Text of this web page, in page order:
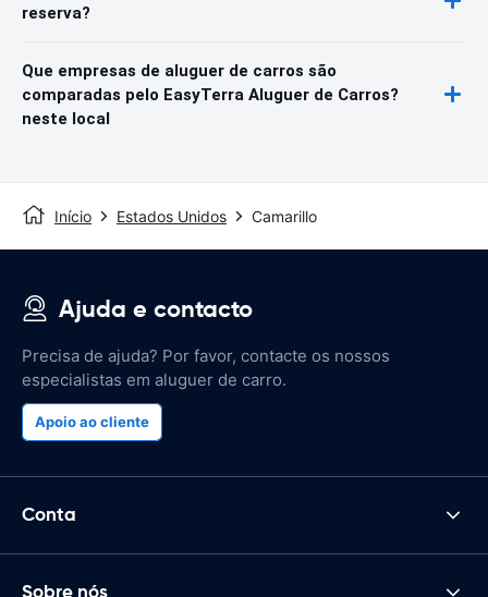
reserva?
Que empresas de aluguer de carros são
comparadas pelo EasyTerra Aluguer de Carros?
neste local
Início Estados Unidos Camarillo
Ajuda e contacto
Precisa de ajuda? Por favor, contacte os nossos
especialistas em aluguer de carro.
Apoio ao cliente
Conta
Sobre nós